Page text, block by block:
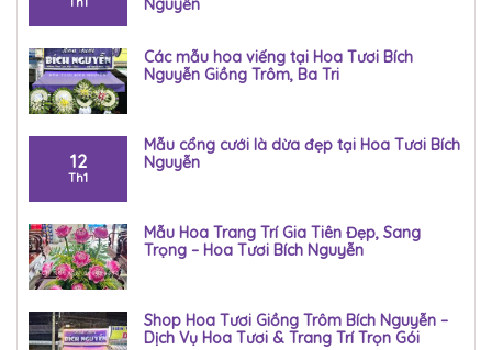
Nguyễn
Các mẫu hoa viếng tại Hoa Tươi Bích
Nguyễn Giồng Trôm, Ba Tri
12
Th1
Mẫu cổng cưới là dừa đẹp tại Hoa Tươi Bích
Nguyễn
Mẫu Hoa Trang Trí Gia Tiên Đẹp, Sang
Trọng – Hoa Tươi Bích Nguyễn
Shop Hoa Tươi Giồng Trôm Bích Nguyễn –
Dịch Vụ Hoa Tươi & Trang Trí Trọn Gói